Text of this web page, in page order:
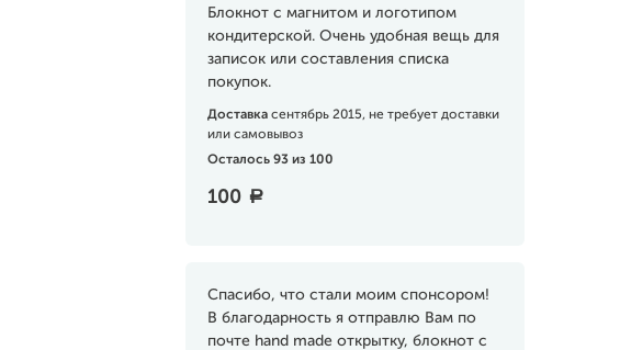
Блокнот с магнитом и логотипом
кондитерской. Очень удобная вещь для
записок или составления списка
покупок.
Доставка сентябрь 2015, не требует доставки
или самовывоз
Осталось 93 из 100
100 a
Спасибо, что стали моим спонсором!
В благодарность я отправлю Вам по
почте hand made открытку, блокнот с